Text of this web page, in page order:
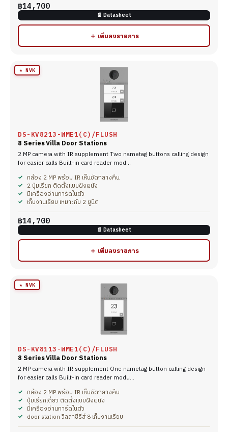
฿14,700
📄 Datasheet
＋ เพิ่มลงรายการ
★ NVK
DS-KV8213-WME1(C)/FLUSH
8 Series Villa Door Stations
2 MP camera with IR supplement Two nametag buttons calling design
for easier calls Built-in card reader mod…
กล้อง 2 MP พร้อม IR เห็นชัดกลางคืน
2 ปุ่มเรียก ติดตั้งแบบฝังผนัง
มีเครื่องอ่านการ์ดในตัว
เก็บงานเรียบ เหมาะกับ 2 ยูนิต
฿14,700
📄 Datasheet
＋ เพิ่มลงรายการ
★ NVK
DS-KV8113-WME1(C)/FLUSH
8 Series Villa Door Stations
2 MP camera with IR supplement One nametag button calling design
for easier calls Built-in card reader modu…
กล้อง 2 MP พร้อม IR เห็นชัดกลางคืน
ปุ่มเรียกเดี่ยว ติดตั้งแบบฝังผนัง
มีเครื่องอ่านการ์ดในตัว
door station วิลล่าซีรีส์ 8 เก็บงานเรียบ